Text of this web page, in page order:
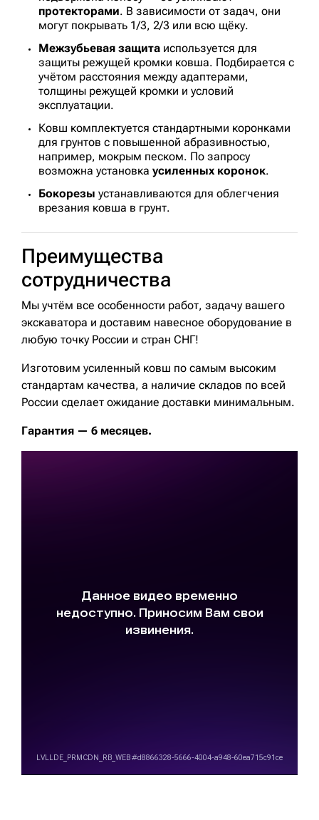
протекторами. В зависимости от задач, они
могут покрывать 1/3, 2/3 или всю щёку.
Межзубьевая защита используется для
защиты режущей кромки ковша. Подбирается с
учётом расстояния между адаптерами,
толщины режущей кромки и условий
эксплуатации.
Ковш комплектуется стандартными коронками
для грунтов с повышенной абразивностью,
например, мокрым песком. По запросу
возможна установка усиленных коронок.
Бокорезы устанавливаются для облегчения
врезания ковша в грунт.
Преимущества
сотрудничества
Мы учтём все особенности работ, задачу вашего
экскаватора и доставим навесное оборудование в
любую точку России и стран СНГ!
Изготовим усиленный ковш по самым высоким
стандартам качества, а наличие складов по всей
России сделает ожидание доставки минимальным.
Гарантия — 6 месяцев.